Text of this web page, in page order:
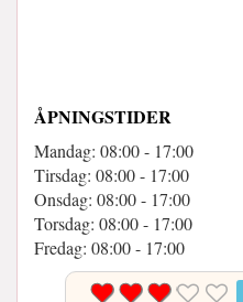
ÅPNINGSTIDER
Mandag: 08:00 - 17:00
Tirsdag: 08:00 - 17:00
Onsdag: 08:00 - 17:00
Torsdag: 08:00 - 17:00
Fredag: 08:00 - 17:00